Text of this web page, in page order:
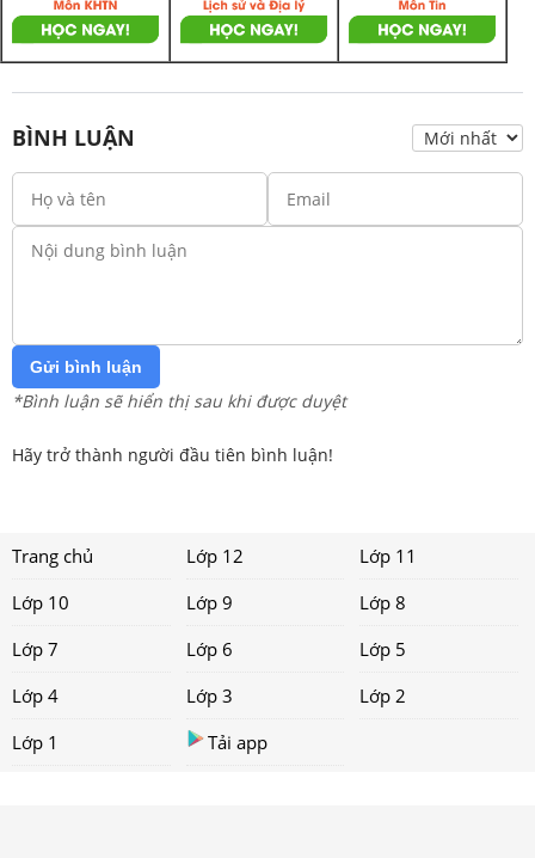
BÌNH LUẬN
Gửi bình luận
*Bình luận sẽ hiển thị sau khi được duyệt
Hãy trở thành người đầu tiên bình luận!
Trang chủ Lớp 12
Lớp 11
Lớp 10
Lớp 9
Lớp 8
Lớp 7
Lớp 6
Lớp 5
Lớp 4
Lớp 3
Lớp 2
Lớp 1
Tải app